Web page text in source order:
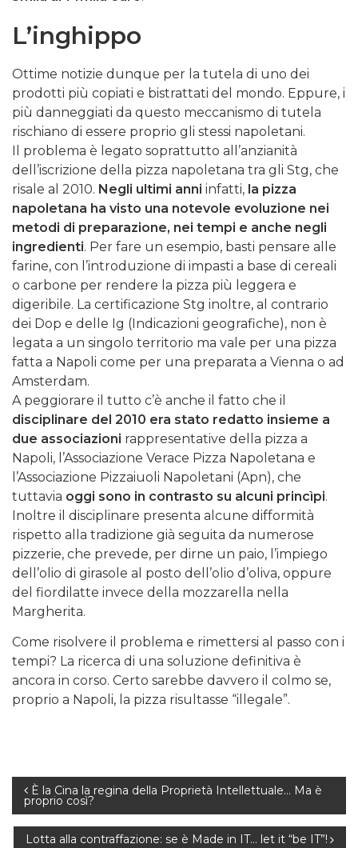
L’inghippo
Ottime notizie dunque per la tutela di uno dei
prodotti più copiati e bistrattati del mondo. Eppure, i
più danneggiati da questo meccanismo di tutela
rischiano di essere proprio gli stessi napoletani.
Il problema è legato soprattutto all’anzianità
dell’iscrizione della pizza napoletana tra gli Stg, che
risale al 2010. Negli ultimi anni infatti, la pizza
napoletana ha visto una notevole evoluzione nei
metodi di preparazione, nei tempi e anche negli
ingredienti. Per fare un esempio, basti pensare alle
farine, con l’introduzione di impasti a base di cereali
o carbone per rendere la pizza più leggera e
digeribile. La certificazione Stg inoltre, al contrario
dei Dop e delle Ig (Indicazioni geografiche), non è
legata a un singolo territorio ma vale per una pizza
fatta a Napoli come per una preparata a Vienna o ad
Amsterdam.
A peggiorare il tutto c’è anche il fatto che il
disciplinare del 2010 era stato redatto insieme a
due associazioni rappresentative della pizza a
Napoli, l’Associazione Verace Pizza Napoletana e
l’Associazione Pizzaiuoli Napoletani (Apn), che
tuttavia oggi sono in contrasto su alcuni princìpi.
Inoltre il disciplinare presenta alcune difformità
rispetto alla tradizione già seguita da numerose
pizzerie, che prevede, per dirne un paio, l’impiego
dell’olio di girasole al posto dell’olio d’oliva, oppure
del fiordilatte invece della mozzarella nella
Margherita.
Come risolvere il problema e rimettersi al passo con i
tempi? La ricerca di una soluzione definitiva è
ancora in corso. Certo sarebbe davvero il colmo se,
proprio a Napoli, la pizza risultasse “illegale”.
Navigazione
articoli
È la Cina la regina della Proprietà Intellettuale… Ma è
proprio così?
Lotta alla contraffazione: se è Made in IT… let it “be IT”!